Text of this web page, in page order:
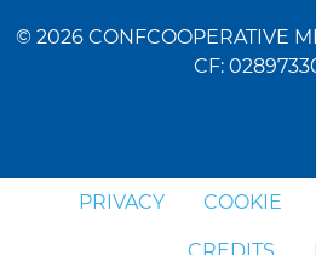
© 2026 CONFCOOPERATIVE
CF:
PRIVACY COOKIE
CREDITS